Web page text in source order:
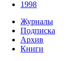
1998
Журналы
Подписка
Архив
Книги